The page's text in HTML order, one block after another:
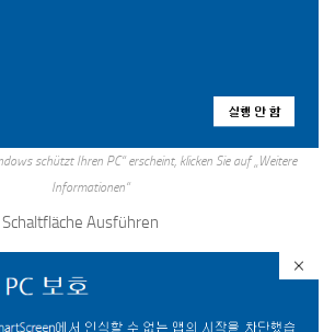
schützt Ihren PC“ erscheint, klicken Sie auf „Weitere
Informationen“
Ausführen